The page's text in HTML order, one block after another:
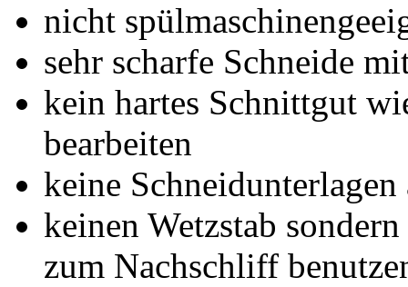
nicht
sehr scharfe Schneide
kein hartes Schnittgut
bearbeiten
keine
keinen Wetzstab
zum Nachschliff